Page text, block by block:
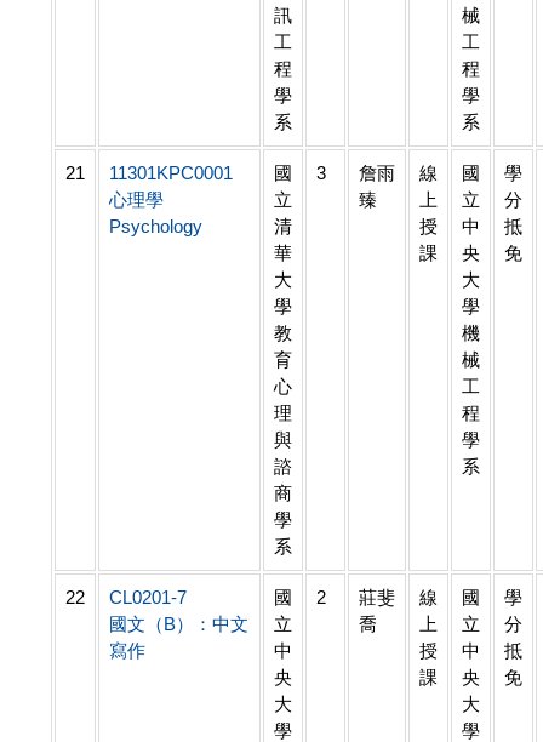
訊
工
程
學
系
械
工
程
學
系
21
11301KPC0001
心理學
Psychology
國
立
清
華
大
學
教
育
心
理
與
諮
商
學
系
3
詹雨
臻
線
上
授
課
國
立
中
央
大
學
機
械
工
程
學
系
學
分
抵
免
22
CL0201-7
國文（B）：中文
寫作
國
立
中
央
大
學
2
莊斐
喬
線
上
授
課
國
立
中
央
大
學
學
分
抵
免